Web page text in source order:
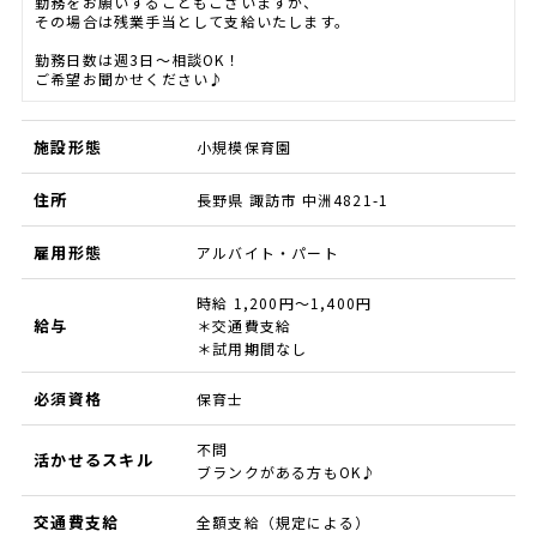
その場合は残業手当として支給いたします。
勤務日数は週3日～相談OK！
ご希望お聞かせください♪
施設形態 小規模保育園
住所 長野県 諏訪市 中洲4821-1
雇用形態 アルバイト・パート
給与
時給 1,200円～1,400円
＊交通費支給
＊試用期間なし
必須資格 保育士
活かせるスキル
不問
ブランクがある方もOK♪
交通費支給 全額支給（規定による）